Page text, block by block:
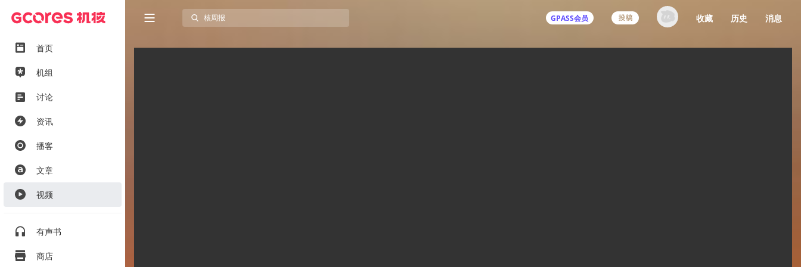
首页
机组
讨论
资讯
播客
文章
视频
有声书
商店
GPASS会员 收藏 历史 消息